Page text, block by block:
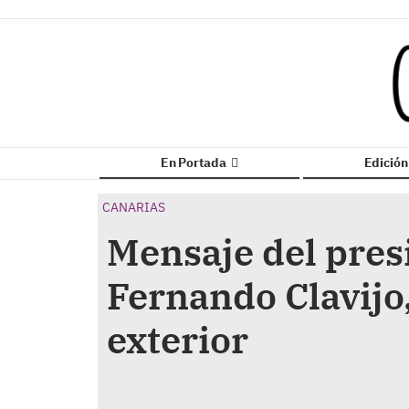
En Portada
CANARIAS
Mensaje del
Fernando
exterior